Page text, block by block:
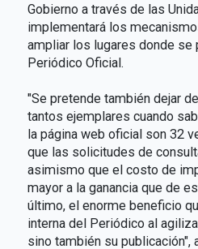
Gobierno a través de las
implementará los
ampliar los lugares donde se
Periódico Oficial.
"Se pretende también dejar
tantos ejemplares cuando
la página web oficial son 32
que las solicitudes de
asimismo que el costo de
mayor a la ganancia que de
último, el enorme beneficio
interna del Periódico al
sino también su publicación",